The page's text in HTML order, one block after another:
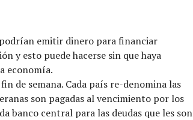
emitir dinero para financiar
y esto puede hacerse sin que haya
economía.
de semana. Cada país re-denomina las
son pagadas al vencimiento por los
banco central para las deudas que les son